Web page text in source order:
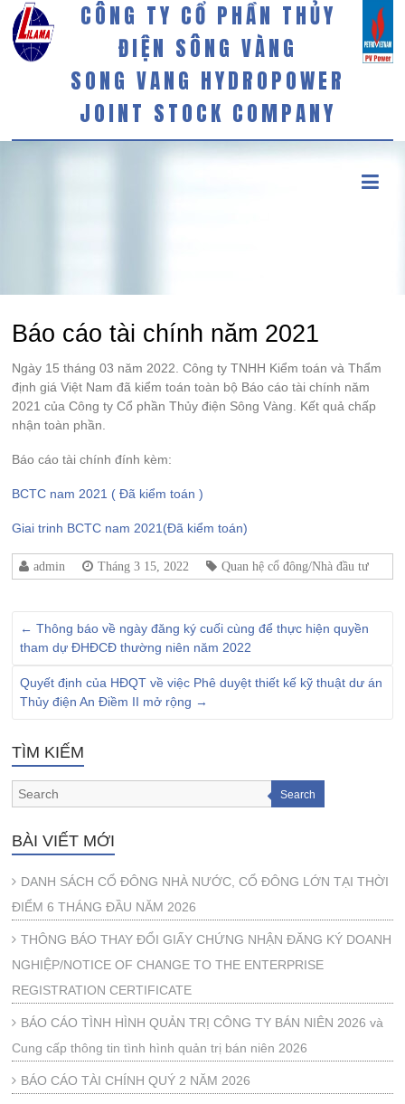
CÔNG TY CỔ PHẦN THỦY
ĐIỆN SÔNG VÀNG
SONG VANG HYDROPOWER
JOINT STOCK COMPANY
Báo cáo tài chính năm 2021
Ngày 15 tháng 03 năm 2022. Công ty TNHH Kiểm toán và Thẩm
định giá Việt Nam đã kiểm toán toàn bộ Báo cáo tài chính năm
2021 của Công ty Cổ phần Thủy điện Sông Vàng. Kết quả chấp
nhận toàn phần.
Báo cáo tài chính đính kèm:
BCTC nam 2021 ( Đã kiểm toán )
Giai trinh BCTC nam 2021(Đã kiểm toán)
admin Tháng 3 15, 2022 Quan hệ cổ đông/Nhà đầu tư
← Thông báo về ngày đăng ký cuối cùng để thực hiện quyền
tham dự ĐHĐCĐ thường niên năm 2022
Quyết định của HĐQT về việc Phê duyệt thiết kế kỹ thuật dư án
Thủy điện An Điềm II mở rộng →
TÌM KIẾM
Search
BÀI VIẾT MỚI
DANH SÁCH CỔ ĐÔNG NHÀ NƯỚC, CỔ ĐÔNG LỚN TẠI THỜI
ĐIỂM 6 THÁNG ĐẦU NĂM 2026
THÔNG BÁO THAY ĐỔI GIẤY CHỨNG NHẬN ĐĂNG KÝ DOANH
NGHIỆP/NOTICE OF CHANGE TO THE ENTERPRISE
REGISTRATION CERTIFICATE
BÁO CÁO TÌNH HÌNH QUẢN TRỊ CÔNG TY BÁN NIÊN 2026 và
Cung cấp thông tin tình hình quản trị bán niên 2026
BÁO CÁO TÀI CHÍNH QUÝ 2 NĂM 2026